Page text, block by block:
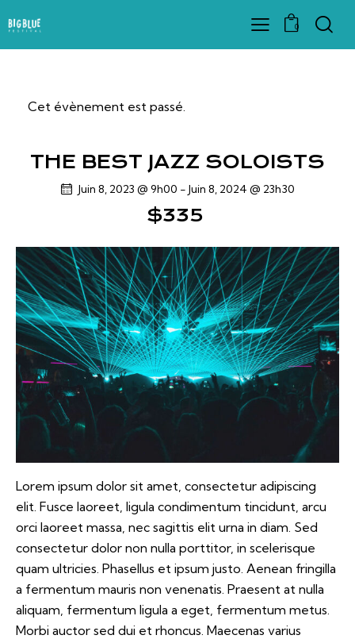
0
Cet évènement est passé.
THE BEST JAZZ SOLOISTS
Juin 8, 2023 @ 9h00 - Juin 8, 2024 @ 23h30
$335
Lorem ipsum dolor sit amet, consectetur adipiscing
elit. Fusce laoreet, ligula condimentum tincidunt, arcu
orci laoreet massa, nec sagittis elit urna in diam. Sed
consectetur dolor non nulla porttitor, in scelerisque
quam ultricies. Phasellus et ipsum justo. Aenean fringilla
a fermentum mauris non venenatis. Praesent at nulla
aliquam, fermentum ligula a eget, fermentum metus.
Morbi auctor sed dui et rhoncus. Maecenas varius